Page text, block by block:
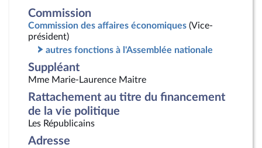
Commission
Commission des affaires économiques (Vice-
président)
autres fonctions à l'Assemblée nationale
Suppléant
Mme Marie-Laurence Maitre
Rattachement au titre du financement
de la vie politique
Les Républicains
Adresse